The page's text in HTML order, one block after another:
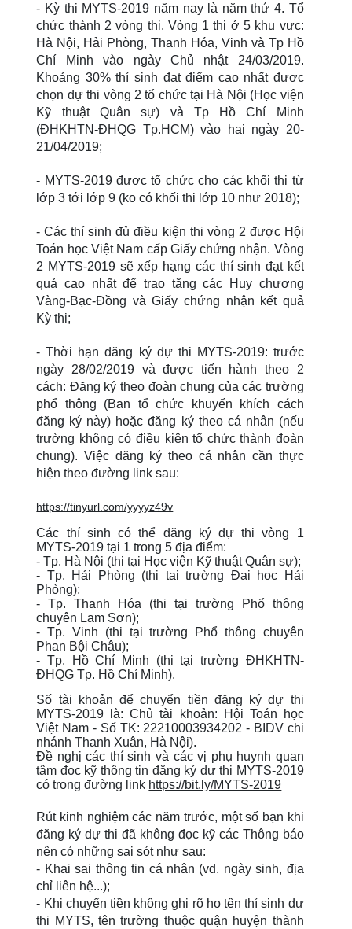
- Kỳ thi MYTS-2019 năm nay là năm thứ 4. Tổ
chức thành 2 vòng thi. Vòng 1 thi ở 5 khu vực:
Hà Nội, Hải Phòng, Thanh Hóa, Vinh và Tp Hồ
Chí Minh vào ngày Chủ nhật 24/03/2019.
Khoảng 30% thí sinh đạt điểm cao nhất được
chọn dự thi vòng 2 tổ chức tại Hà Nội (Học viện
Kỹ thuật Quân sự) và Tp Hồ Chí Minh
(ĐHKHTN-ĐHQG Tp.HCM) vào hai ngày 20-
21/04/2019;
- MYTS-2019 được tổ chức cho các khối thi từ
lớp 3 tới lớp 9 (ko có khối thi lớp 10 như 2018);
- Các thí sinh đủ điều kiện thi vòng 2 được Hội
Toán học Việt Nam cấp Giấy chứng nhận. Vòng
2 MYTS-2019 sẽ xếp hạng các thí sinh đạt kết
quả cao nhất để trao tặng các Huy chương
Vàng-Bạc-Đồng và Giấy chứng nhận kết quả
Kỳ thi;
- Thời hạn đăng ký dự thi MYTS-2019: trước
ngày 28/02/2019 và được tiến hành theo 2
cách: Đăng ký theo đoàn chung của các trường
phổ thông (Ban tổ chức khuyến khích cách
đăng ký này) hoặc đăng ký theo cá nhân (nếu
trường không có điều kiện tổ chức thành đoàn
chung). Việc đăng ký theo cá nhân cần thực
hiện theo đường link sau:
https://tinyurl.com/yyyyz49v
Các thí sinh có thể đăng ký dự thi vòng 1
MYTS-2019 tại 1 trong 5 địa điểm:
- Tp. Hà Nội (thi tại Học viện Kỹ thuật Quân sự);
- Tp. Hải Phòng (thi tại trường Đại học Hải
Phòng);
- Tp. Thanh Hóa (thi tại trường Phổ thông
chuyên Lam Sơn);
- Tp. Vinh (thi tại trường Phổ thông chuyên
Phan Bội Châu);
- Tp. Hồ Chí Minh (thi tại trường ĐHKHTN-
ĐHQG Tp. Hồ Chí Minh).
Số tài khoản để chuyển tiền đăng ký dự thi
MYTS-2019 là: Chủ tài khoản: Hội Toán học
Việt Nam - Số TK: 22210003934202 - BIDV chi
nhánh Thanh Xuân, Hà Nội).
Đề nghị các thí sinh và các vị phụ huynh quan
tâm đọc kỹ thông tin đăng ký dự thi MYTS-2019
có trong đường link https://bit.ly/MYTS-2019
Rút kinh nghiệm các năm trước, một số bạn khi
đăng ký dự thi đã không đọc kỹ các Thông báo
nên có những sai sót như sau:
- Khai sai thông tin cá nhân (vd. ngày sinh, địa
chỉ liên hệ...);
- Khi chuyển tiền không ghi rõ họ tên thí sinh dự
thi MYTS, tên trường thuộc quận huyện thành